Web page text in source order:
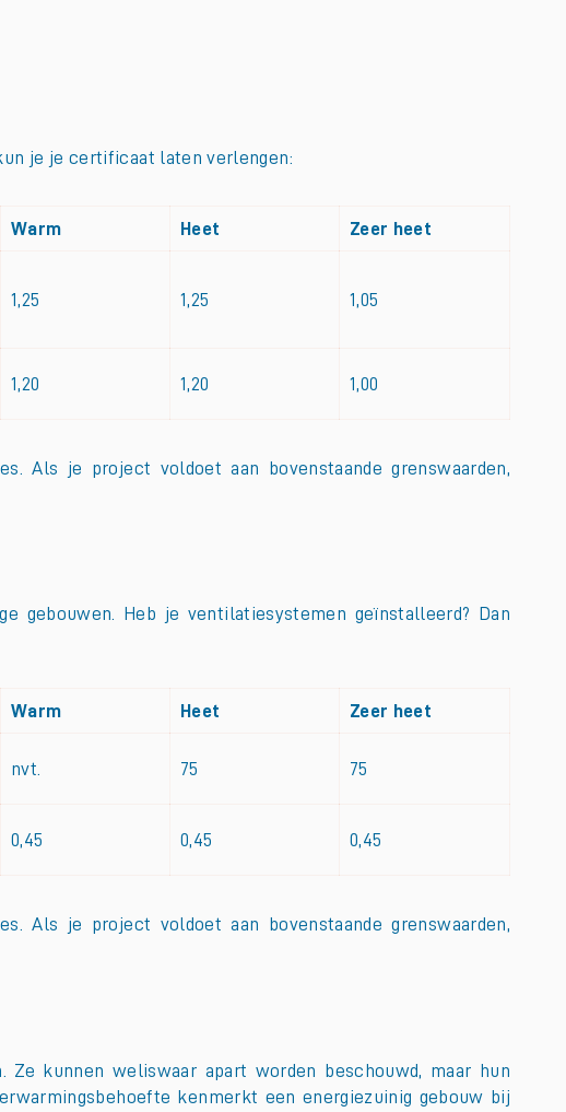
je je certificaat laten verlengen:
Warm Heet Zeer heet
1,25 1,25 1,05
1,20 1,20 1,00
Als je project voldoet aan bovenstaande grenswaarden,
gebouwen. Heb je ventilatiesystemen geïnstalleerd? Dan
Warm Heet Zeer heet
nvt. 75 75
0,45 0,45 0,45
Als je project voldoet aan bovenstaande grenswaarden,
kunnen weliswaar apart worden beschouwd, maar hun
kenmerkt een energiezuinig gebouw bij